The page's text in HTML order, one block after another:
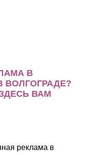
В
ВАМ
реклама в